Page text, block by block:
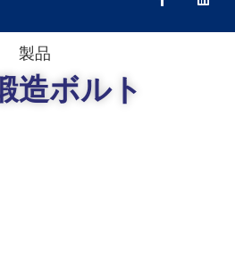
製品
造ボルト